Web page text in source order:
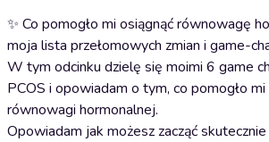
✨ Co pomogło mi osiągnąć równowagę
moja lista przełomowych zmian i game-
W tym odcinku dzielę się moimi 6 game
PCOS i opowiadam o tym, co pomogło
równowagi hormonalnej.
Opowiadam jak możesz zacząć